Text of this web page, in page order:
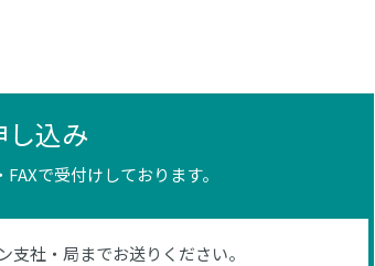
し込み
で受付けしております。
社・局までお送りください。